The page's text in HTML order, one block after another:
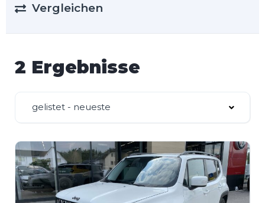
Vergleichen
2 Ergebnisse
gelistet - neueste